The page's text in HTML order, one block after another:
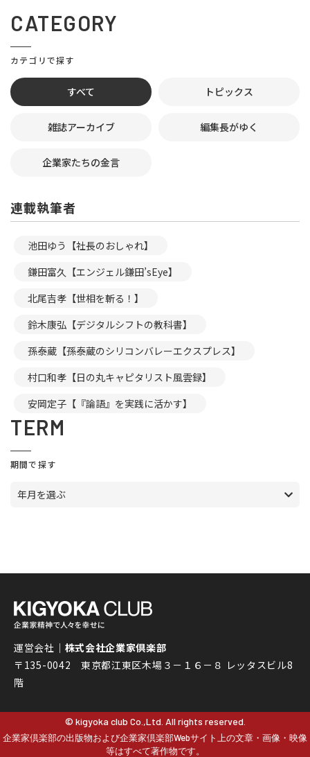
CATEGORY
カテゴリで探す
すべて トピックス
雑誌アーカイブ 編集長がゆく
企業家たちの金言
連載執筆者
池田ゆう【社長のおしゃれ】
鎌田富久【エンジェル鎌田’sEye】
北尾吉孝【世相を斬る！】
鈴木康弘【デジタルシフトの教科書】
孫泰蔵【孫泰蔵のシリコンバレーエクスプレス】
村口和孝【日の丸キャピタリスト風雲録】
安岡定子【『論語』を実践に活かす】
TERM
期間で探す
年月を選ぶ
運営会社｜ 株式会社企業家倶楽部
〒135-0042 東京都江東区木場３－１６－８ レッタスビル8
階
© kigyoka club Co.,Ltd. All rights reserved.
企業家倶楽部の出版物および企業家倶楽部Webサイト上の文章・画像・映像
等はすべて著作物です。